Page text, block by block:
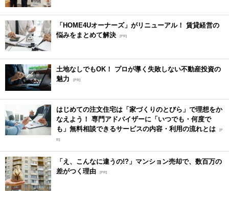
「HOME4Uオーナーズ」がリニューアル！ 賃貸経営の
悩みをまとめて解決 [PR]
土地なしでもOK！ プロが導く失敗しない不動産投資の
魅力
[PR]
はじめての注文住宅は「家づくりのとびら」で理想をか
なえよう！ 専門アドバイザーに「いつでも・何度で
も」無料相談できるサービスの内容・利用の流れとは [P
R]
「え、こんなに違うの!?」マンション売却で、数百万の
差がつく理由 [PR]